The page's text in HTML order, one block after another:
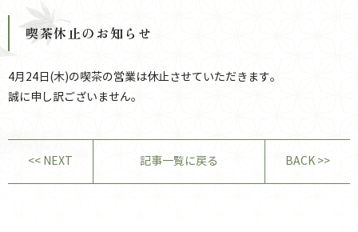
喫茶休止のお知らせ
4月24日(木)の喫茶の営業は休止させていただきます。
誠に申し訳ございません。
<< NEXT 記事一覧に戻る BACK >>